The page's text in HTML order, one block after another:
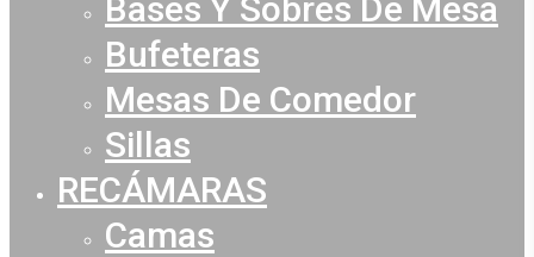
Bases Y Sobres De Mesa
Bufeteras
Mesas De Comedor
Sillas
RECÁMARAS
Camas